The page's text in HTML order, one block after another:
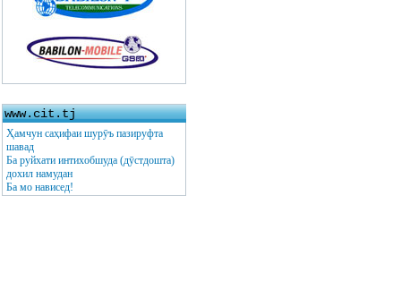
www.cit.tj
Ҳамчун саҳифаи шурӯъ пазируфта
шавад
Ба руйхати интихобшуда (дӯстдошта)
дохил намудан
Ба мо нависед!